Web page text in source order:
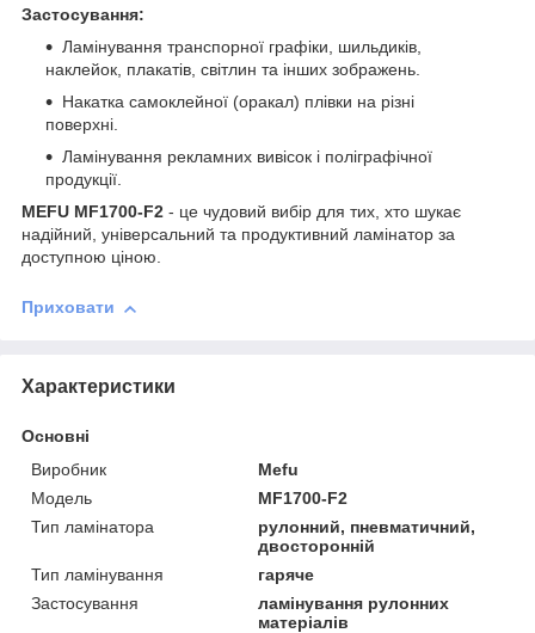
Застосування:
Ламінування транспорної графіки, шильдиків,
наклейок, плакатів, світлин та інших зображень.
Накатка самоклейної (оракал) плівки на різні
поверхні.
Ламінування рекламних вивісок і поліграфічної
продукції.
MEFU MF1700-F2 - це чудовий вибір для тих, хто шукає
надійний, універсальний та продуктивний ламінатор за
доступною ціною.
Приховати
Характеристики
Основні
Виробник
Mefu
Модель
MF1700-F2
Тип ламінатора
рулонний, пневматичний,
двосторонній
Тип ламінування
гаряче
Застосування
ламінування рулонних
матеріалів